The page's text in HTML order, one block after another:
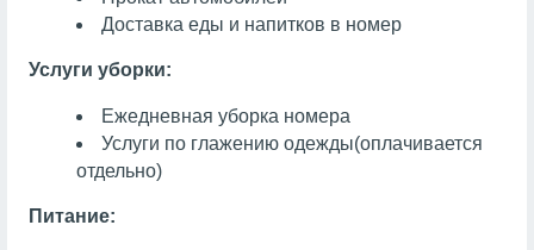
Доставка еды и напитков в номер
Услуги уборки:
Ежедневная уборка номера
Услуги по глажению одежды(оплачивается
отдельно)
Питание: